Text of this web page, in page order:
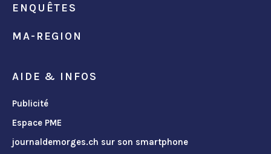
ENQUÊTES
MA-REGION
AIDE & INFOS
Publicité
Espace PME
journaldemorges.ch sur son smartphone